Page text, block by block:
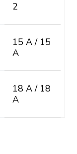
2
15 A / 15
A
18 A / 18
A